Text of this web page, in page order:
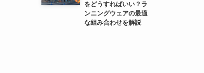
をどうすればいい？ラ
ンニングウェアの最適
な組み合わせを解説